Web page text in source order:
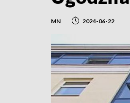
MN 2024-06-22